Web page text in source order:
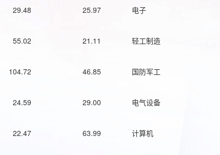
29.48 25.97 电子
55.02 21.11 轻工制造
104.72 46.85 国防军工
24.59 29.00 电气设备
22.47 63.99 计算机